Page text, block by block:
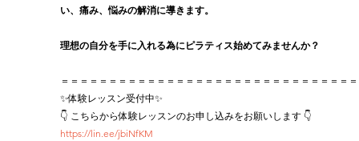
い、痛み、悩みの解消に導きます。
理想の自分を手に入れる為にピラティス始めてみませんか？
＝＝＝＝＝＝＝＝＝＝＝＝＝＝＝＝＝＝＝＝＝＝＝＝＝＝＝＝＝＝
✨体験レッスン受付中✨
👇 こちらから体験レッスンのお申し込みをお願いします 👇
https://lin.ee/jbiNfKM